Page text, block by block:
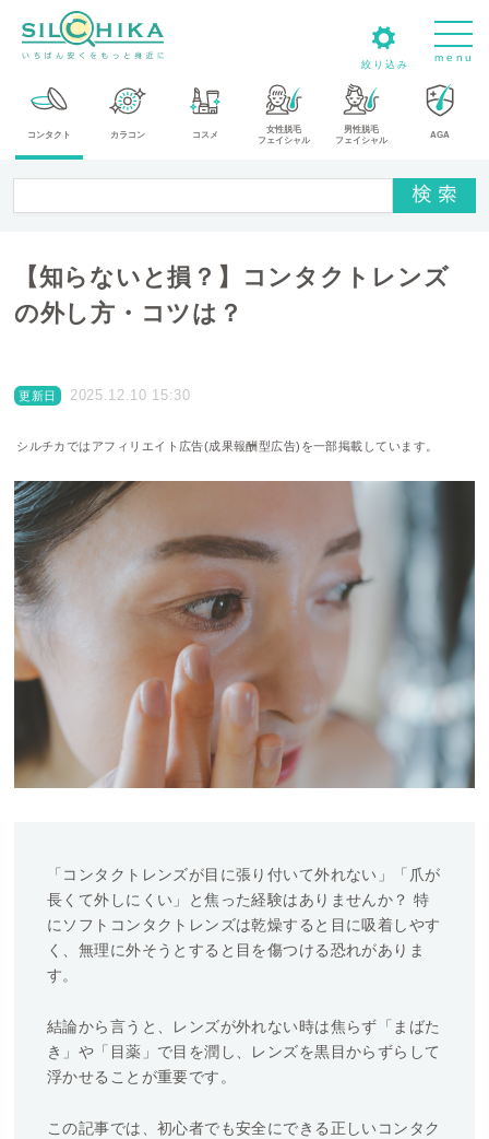
m e n u
コンタクト カラコン コスメ
女性脱毛
フェイシャル
男性脱毛
フェイシャル
AGA
【知らないと損？】コンタクトレンズ
の外し方・コツは？
更新日 2025.12.10 15:30
シルチカではアフィリエイト広告(成果報酬型広告)を一部掲載しています。
「コンタクトレンズが目に張り付いて外れない」「爪が
長くて外しにくい」と焦った経験はありませんか？ 特
にソフトコンタクトレンズは乾燥すると目に吸着しやす
く、無理に外そうとすると目を傷つける恐れがありま
す。
結論から言うと、レンズが外れない時は焦らず「まばた
き」や「目薬」で目を潤し、レンズを黒目からずらして
浮かせることが重要です。
この記事では、初心者でも安全にできる正しいコンタク
絞り込み
カ
テ
ゴ
ー
カ
ー
タ
イ
送
料
処
方
せ
～